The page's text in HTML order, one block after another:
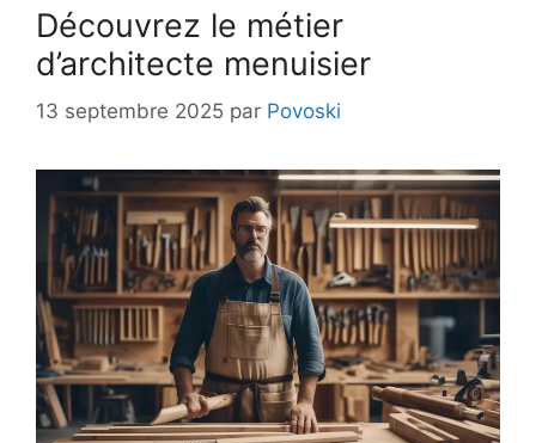
Découvrez le métier
d’architecte menuisier
13 septembre 2025 par Povoski